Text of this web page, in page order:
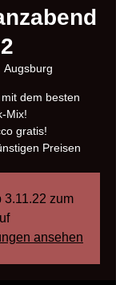
Augsburg
dem besten
Mix!
gratis!
Preisen
3.11.22 zum
ansehen